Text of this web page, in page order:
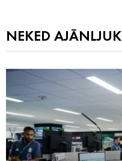
NEKED AJÁNLJUK